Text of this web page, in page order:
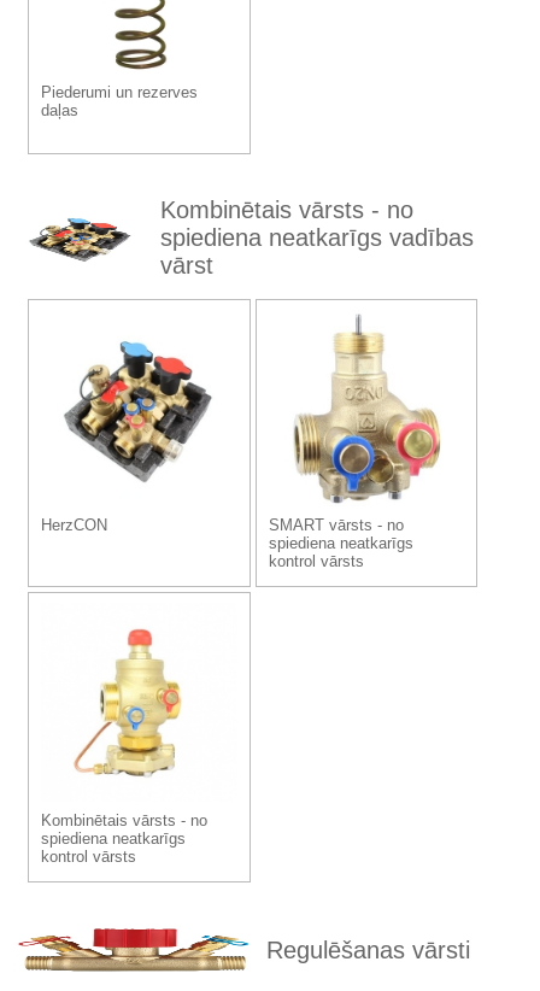
Piederumi un rezerves
daļas
Kombinētais vārsts - no
spiediena neatkarīgs vadības
vārst
HerzCON
SMART vārsts - no
spiediena neatkarīgs
kontrol vārsts
Kombinētais vārsts - no
spiediena neatkarīgs
kontrol vārsts
Regulēšanas vārsti